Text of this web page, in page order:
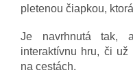
pletenou čiapkou,
Je navrhnutá tak,
interaktívnu hru, či
na cestách.